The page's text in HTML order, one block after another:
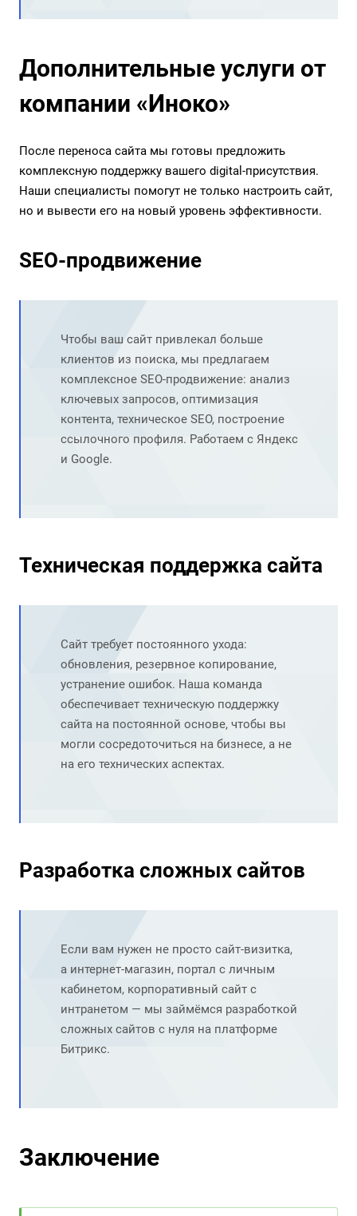
Дополнительные услуги от
компании «Иноко»
После переноса сайта мы готовы предложить
комплексную поддержку вашего digital-присутствия.
Наши специалисты помогут не только настроить сайт,
но и вывести его на новый уровень эффективности.
SEO-продвижение
Чтобы ваш сайт привлекал больше
клиентов из поиска, мы предлагаем
комплексное SEO-продвижение: анализ
ключевых запросов, оптимизация
контента, техническое SEO, построение
ссылочного профиля. Работаем с Яндекс
и Google.
Техническая поддержка сайта
Сайт требует постоянного ухода:
обновления, резервное копирование,
устранение ошибок. Наша команда
обеспечивает техническую поддержку
сайта на постоянной основе, чтобы вы
могли сосредоточиться на бизнесе, а не
на его технических аспектах.
Разработка сложных сайтов
Если вам нужен не просто сайт-визитка,
а интернет-магазин, портал с личным
кабинетом, корпоративный сайт с
интранетом — мы займёмся разработкой
сложных сайтов с нуля на платформе
Битрикс.
Заключение